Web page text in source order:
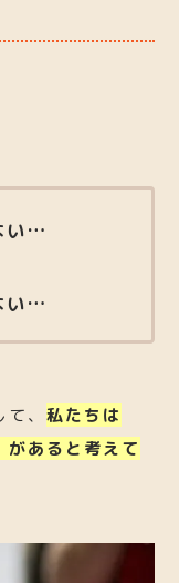
い…
い…
て、私たちは
があると考えて